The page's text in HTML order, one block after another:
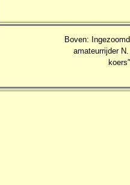
Boven:
amateurrijder